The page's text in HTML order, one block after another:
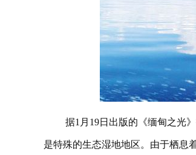
据1月19日出版的《缅甸之光
是特殊的生态湿地地区。由于栖息